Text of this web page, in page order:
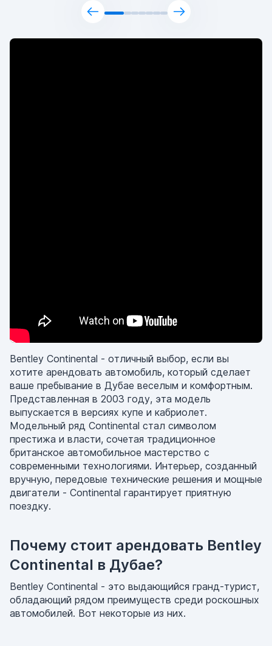
Bentley Continental - отличный выбор, если вы
хотите арендовать автомобиль, который сделает
ваше пребывание в Дубае веселым и комфортным.
Представленная в 2003 году, эта модель
выпускается в версиях купе и кабриолет.
Модельный ряд Continental стал символом
престижа и власти, сочетая традиционное
британское автомобильное мастерство с
современными технологиями. Интерьер, созданный
вручную, передовые технические решения и мощные
двигатели - Continental гарантирует приятную
поездку.
Почему стоит арендовать Bentley
Continental в Дубае?
Bentley Continental - это выдающийся гранд-турист,
обладающий рядом преимуществ среди роскошных
автомобилей. Вот некоторые из них.